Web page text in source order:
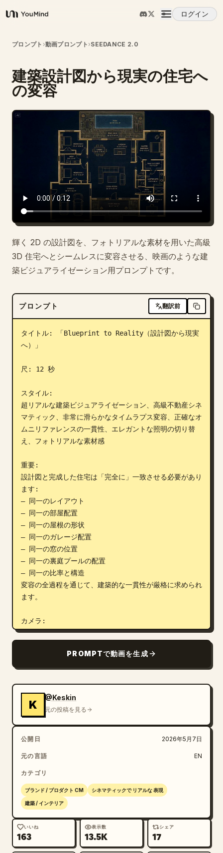
YouMind
ログイン
概要
ユースケース
スキル
ダウンロード
ブログ
更新情報
プロンプト ›動画プロンプト ›SEEDANCE 2.0
建築設計図から現実の住宅へ
の変容
輝く 2D の設計図を、フォトリアルな素材を用いた高級
3D 住宅へとシームレスに変容させる、映画のような建
築ビジュアライゼーション用プロンプトです。
プロンプト 翻訳前
タイトル: 「Blueprint to Reality（設計図から現実
へ）」
尺: 12 秒
スタイル:
超リアルな建築ビジュアライゼーション、高級不動産シネ
マティック、非常に滑らかなタイムラプス変容、正確なオ
ムニリファレンスの一貫性、エレガントな照明の切り替
え、フォトリアルな素材感
重要:
設計図と完成した住宅は「完全に」一致させる必要があり
ます:
— 同一のレイアウト
— 同一の部屋配置
— 同一の屋根の形状
— 同一のガレージ配置
— 同一の窓の位置
— 同一の裏庭プールの配置
— 同一の比率と構造
変容の全過程を通じて、建築的な一貫性が厳格に求められ
ます。
カメラ:
リファレンス画像に合わせた完璧なトップフロントの俯瞰
ゆっくりとしたシネマティックなフローティングモーショ
ンのみ。
ワンカットのシームレスな映像。
音楽:
深いベースパルス、柔らかなピアノのアクセント、未来的
な建築の雰囲気、感情的な盛り上がりを伴うエレガントな
シネマティック・エレクトロニック・サウンドトラック
[00:00 - 00:02]
画像の最上部に表示されている、輝く高級設計図から正確
に開始。
ダークネイビーの設計図背景。
ゴールドの建築線が柔らかく発光。
ラベルと寸法が視認可能。
PROMPTで動画を生成
K
@Keskin
元の投稿を見る
公開日 2026年5月7日
元の言語 EN
カテゴリ
ブランド / プロダクト CM シネマティックで リアルな 表現
建築 / インテリア
いいね
163
表示数
13.5K
シェア
17